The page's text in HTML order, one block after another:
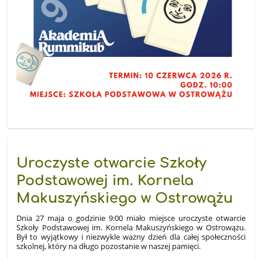
Uroczyste otwarcie Szkoły
Podstawowej im. Kornela
Makuszyńskiego w Ostrowążu
Dnia 27 maja o godzinie 9:00 miało miejsce uroczyste otwarcie
Szkoły Podstawowej im. Kornela Makuszyńskiego w Ostrowążu.
Był to wyjątkowy i niezwykle ważny dzień dla całej społeczności
szkolnej, który na długo pozostanie w naszej pamięci.